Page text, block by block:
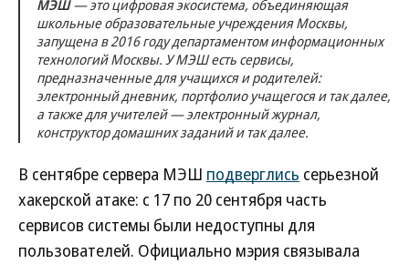
МЭШ— это цифровая экосистема, объединяющая
школьные образовательные учреждения Москвы,
запущена в 2016 году департаментом информационных
технологий Москвы. У МЭШ есть сервисы,
предназначенные для учащихся и родителей:
электронный дневник, портфолио учащегося и так далее,
а также для учителей — электронный журнал,
конструктор домашних заданий и так далее.
В сентябре сервера МЭШ подверглись серьезной
хакерской атаке: с 17 по 20 сентября часть
сервисов системы были недоступны для
пользователей. Официально мэрия связывала